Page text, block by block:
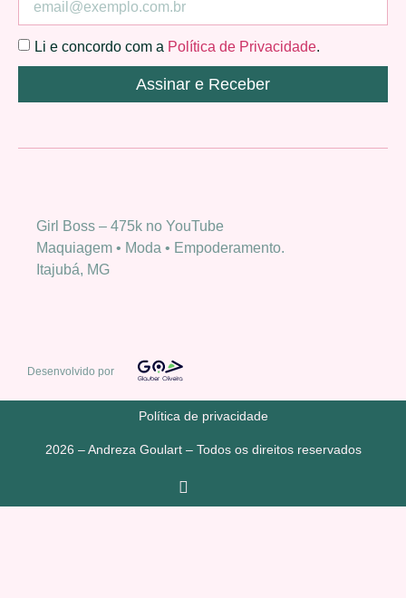
Girl Boss – 475k no YouTube
Maquiagem • Moda • Empoderamento.
Itajubá, MG
Li e concordo com a Política de Privacidade.
Assinar e Receber
Desenvolvido por
Política de privacidade
2026 – Andreza Goulart – Todos os direitos reservados